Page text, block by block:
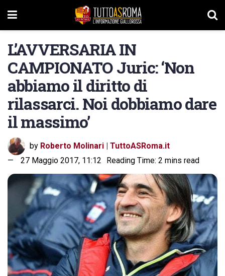
L’AVVERSARIA IN
CAMPIONATO Juric: ‘Non
abbiamo il diritto di
rilassarci. Noi dobbiamo dare
il massimo’
by Roberto Molinari | TuttoASRoma.it
27 Maggio 2017, 11:12
Reading Time: 2 mins read